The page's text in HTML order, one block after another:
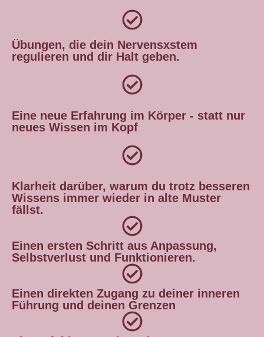
Übungen, die dein Nervensxstem
regulieren und dir Halt geben.
Eine neue Erfahrung im Körper - statt nur
neues Wissen im Kopf
Klarheit darüber, warum du trotz besseren
Wissens immer wieder in alte Muster
fällst.
Einen ersten Schritt aus Anpassung,
Selbstverlust und Funktionieren.
Einen direkten Zugang zu deiner inneren
Führung und deinen Grenzen